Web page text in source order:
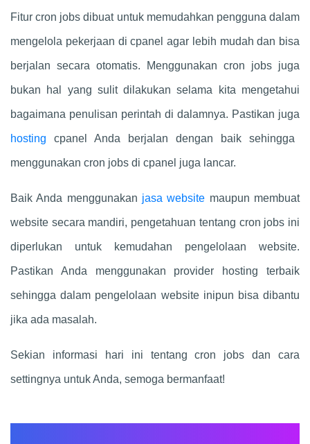
Fitur cron jobs dibuat untuk memudahkan pengguna dalam
mengelola pekerjaan di cpanel agar lebih mudah dan bisa
berjalan secara otomatis. Menggunakan cron jobs juga
bukan hal yang sulit dilakukan selama kita mengetahui
bagaimana penulisan perintah di dalamnya. Pastikan juga
hosting cpanel Anda berjalan dengan baik sehingga
menggunakan cron jobs di cpanel juga lancar.
Baik Anda menggunakan jasa website maupun membuat
website secara mandiri, pengetahuan tentang cron jobs ini
diperlukan untuk kemudahan pengelolaan website.
Pastikan Anda menggunakan provider hosting terbaik
sehingga dalam pengelolaan website inipun bisa dibantu
jika ada masalah.
Sekian informasi hari ini tentang cron jobs dan cara
settingnya untuk Anda, semoga bermanfaat!